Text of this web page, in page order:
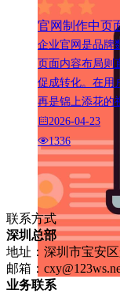
官网制作中页
企业官网是品牌
页面内容布局则
促成转化。在用
再是锦上添花
2026-04-23
1336
联系方式
深圳总部
地址：深圳市宝安
邮箱：
业务联系